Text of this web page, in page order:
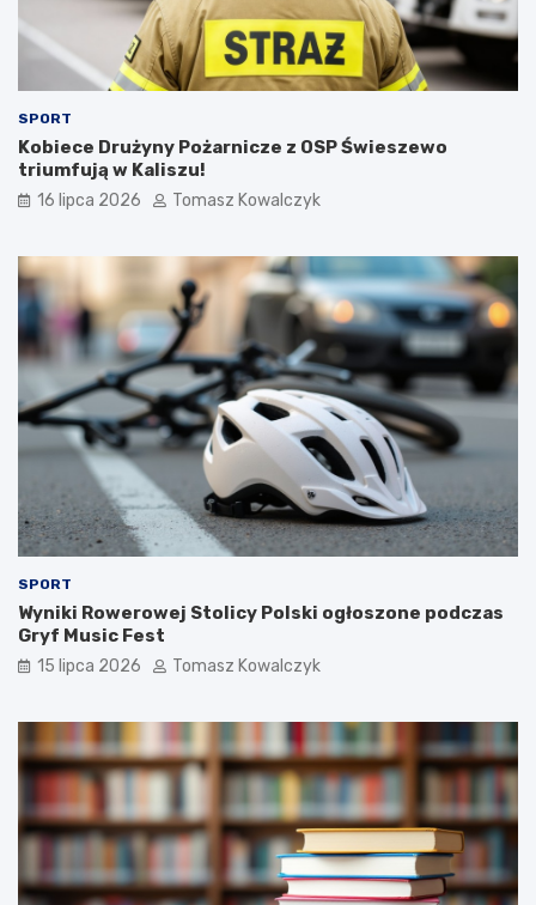
SPORT
Kobiece Drużyny Pożarnicze z OSP Świeszewo
triumfują w Kaliszu!
16 lipca 2026 Tomasz Kowalczyk
SPORT
Wyniki Rowerowej Stolicy Polski ogłoszone podczas
Gryf Music Fest
15 lipca 2026 Tomasz Kowalczyk